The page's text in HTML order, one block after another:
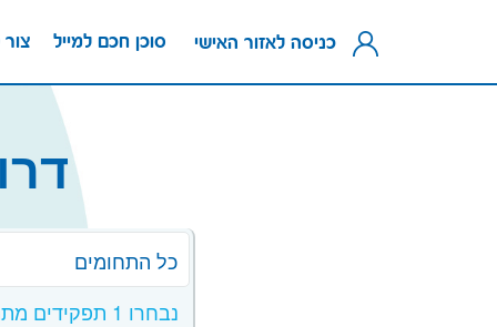
סוכן חכם למייל כניסה לאזור האישי
כל התחומים
נבחרו 1 תפקידים מתחום מדע / מדעים מדוייקים